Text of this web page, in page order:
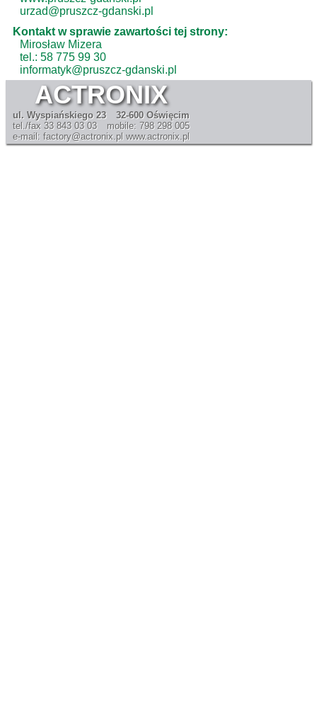
urzad@pruszcz-gdanski.pl
Kontakt w sprawie zawartości tej strony:
Mirosław Mizera
tel.: 58 775 99 30
informatyk@pruszcz-gdanski.pl
ACTRONIX
ul. Wyspiańskiego 23
tel./fax 33 843 03 03
e-mail: factory@actronix.pl
32-600 Oświęcim
mobile: 798 298 005
www.actronix.pl